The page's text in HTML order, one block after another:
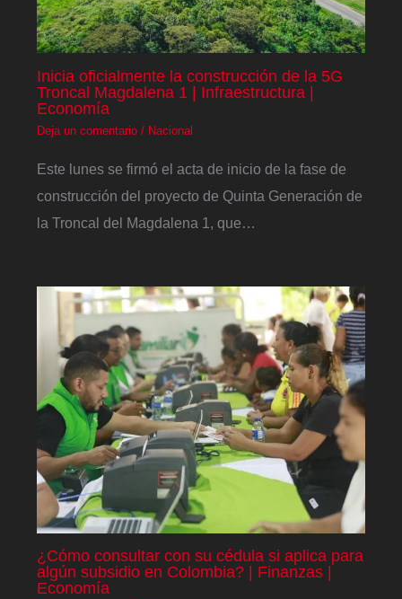
Inicia oficialmente la construcción de la 5G
Troncal Magdalena 1 | Infraestructura |
Economía
Deja un comentario / Nacional
Este lunes se firmó el acta de inicio de la fase de
construcción del proyecto de Quinta Generación de
la Troncal del Magdalena 1, que…
¿Cómo consultar con su cédula si aplica para
algún subsidio en Colombia? | Finanzas |
Economía